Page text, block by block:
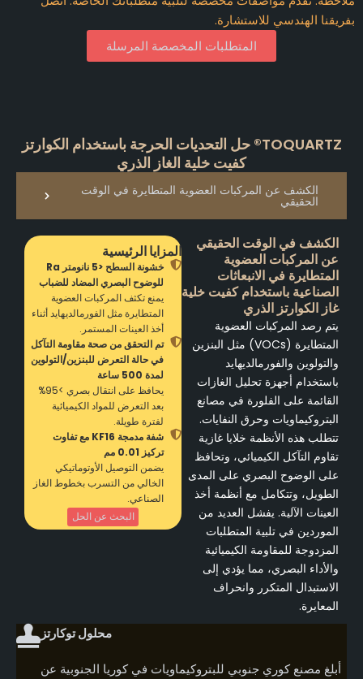
بفريقنا الهندسي للاستشارة.
المتطلبات المخصصة المرسلة
TOQUARTZ® حل التحديات الحرجة باستخدام الكوارتز
كفيت خلية الغاز الذري
الكشف عن المركبات العضوية المتطايرة في الوقت
الحقيقي
الكشف في الوقت الحقيقي
عن المركبات العضوية
المتطايرة في الانبعاثات
الصناعية باستخدام كفيت خلية
غاز الكوارتز الذري
يتم رصد المركبات العضوية
المتطايرة (VOCs) مثل البنزين
والتولوين والفورمالديهايد
باستخدام أجهزة تحليل الغازات
القائمة على الفلورة في مصانع
البتروكيماويات وحرق النفايات.
تتطلب هذه الأنظمة خلايا غازية
تقاوم التآكل الكيميائي، وتحافظ
على الوضوح البصري على المدى
الطويل، وتتكامل مع أنظمة أخذ
العينات الآلية. يفشل العديد من
الموردين في تلبية المتطلبات
المزدوجة للمقاومة الكيميائية
والأداء البصري، مما يؤدي إلى
الاستبدال المتكرر وانحراف
المعايرة.
المزايا الرئيسية
خشونة السطح <5 نانومتر Ra
للوضوح البصري المضاد للضباب
يمنع تكثف المركبات العضوية
المتطايرة مثل الفورمالديهايد أثناء
أخذ العينات المستمر.
تم التحقق من صحة مقاومة التآكل
في حالة التعرض للبنزين/التولوين
لمدة 500 ساعة
يحافظ على انتقال بصري >95%
بعد التعرض للمواد الكيميائية
لفترة طويلة.
شفة مدمجة KF16 مع تفاوت
تركيز 0.01 مم
يضمن التوصيل الأوتوماتيكي
الخالي من التسرب بخطوط الغاز
الصناعي.
البحث عن الحل
محلول توكارتز
أبلغ مصنع كوري جنوبي للبتروكيماويات في كوريا الجنوبية عن